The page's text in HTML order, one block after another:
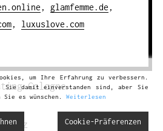
, glamfemme.de ,
, luxuslove.com
Cologne
um Ihre Erfahrung zu verbessern.
Sie damit einverstanden sind, aber Sie
Sie es wünschen. Weiterlesen
Cookie-Präferenzen